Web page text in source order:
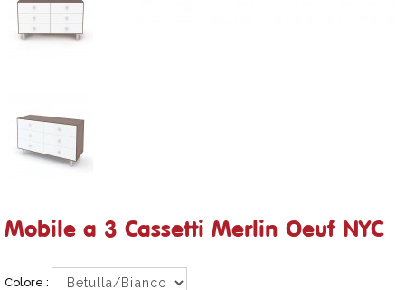
Mobile a 3 Cassetti Merlin Oeuf NYC
Colore :